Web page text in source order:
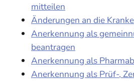
mitteilen
Änderungen an die
Anerkennung als
beantragen
Anerkennung als
Anerkennung als Prüf-,